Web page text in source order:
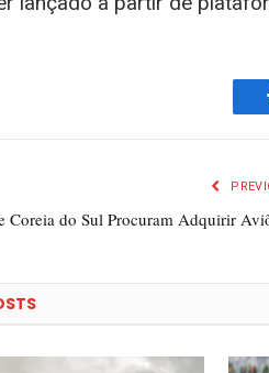
Coreia do Sul Procuram Adquirir